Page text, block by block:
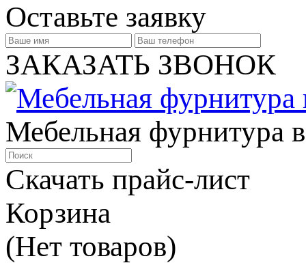
Оставьте заявку
ЗАКАЗАТЬ ЗВОНОК
Мебельная фурнитура
Скачать прайс-лист
Корзина
(Нет товаров)